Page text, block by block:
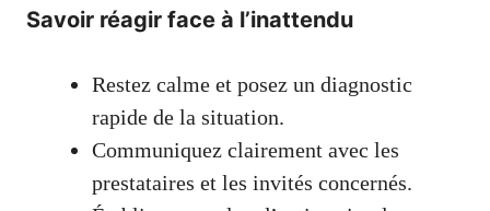
Savoir réagir face à l’inattendu
Restez calme et posez un diagnostic
rapide de la situation.
Communiquez clairement avec les
prestataires et les invités concernés.